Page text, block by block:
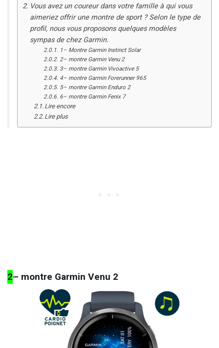
Vous avez un coureur dans votre famille à qui vous
aimeriez offrir une montre de sport ? Selon le type de
profil, nous vous proposons quelques modèles
sympas de chez Garmin.
1– Montre Garmin Instinct Solar
2– montre Garmin Venu 2
3– montre Garmin Vivoactive 5
4– montre Garmin Forerunner 965
5– montre Garmin Enduro 2
6– montre Garmin Fenix 7
Lire encore
Lire plus
2– montre Garmin Venu 2